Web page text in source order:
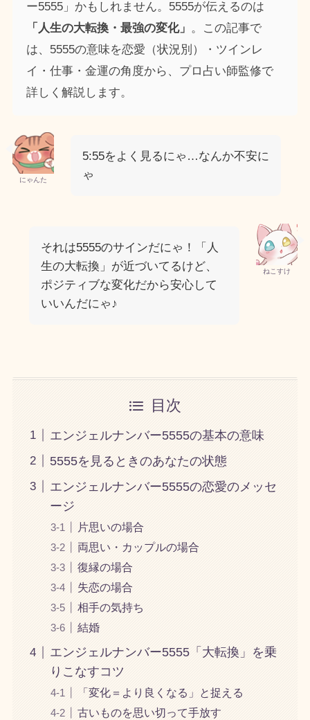
ー5555」かもしれません。5555が伝えるのは
「人生の大転換・最強の変化」 。この記事で
は、5555の意味を恋愛（状況別）・ツインレ
イ・仕事・金運の角度から、プロ占い師監修で
詳しく解説します。
にゃんた
5:55をよく見るにゃ…なんか不安に
ゃ
ねこすけ
それは5555のサインだにゃ！「人
生の大転換」が近づいてるけど、
ポジティブな変化だから安心して
いいんだにゃ♪
目次
エンジェルナンバー5555の基本の意味
5555を見るときのあなたの状態
エンジェルナンバー5555の恋愛のメッセ
ージ
片思いの場合
両思い・カップルの場合
復縁の場合
失恋の場合
相手の気持ち
結婚
エンジェルナンバー5555「大転換」を乗
りこなすコツ
「変化＝より良くなる」と捉える
古いものを思い切って手放す